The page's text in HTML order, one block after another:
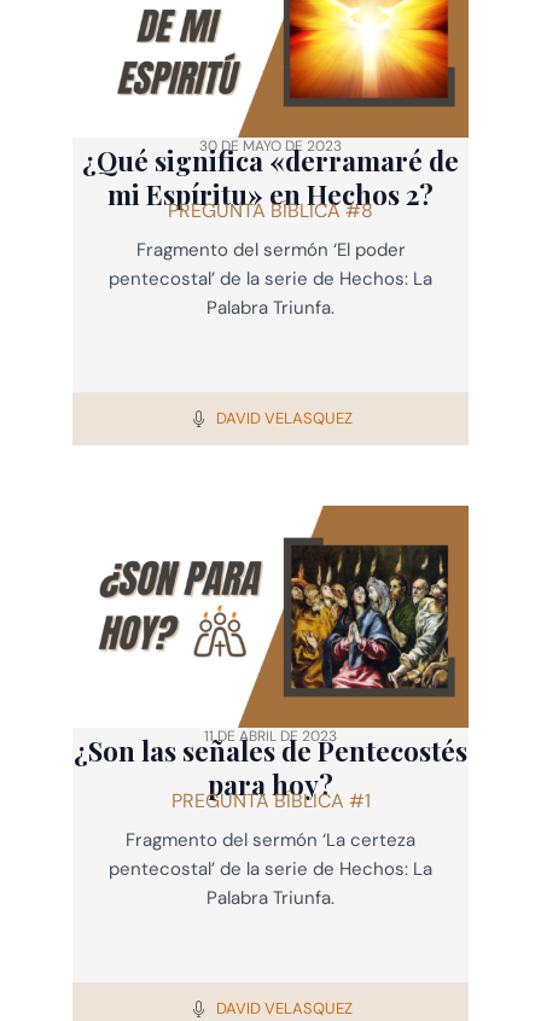
30 DE MAYO DE 2023
¿Qué significa «derramaré de
mi Espíritu» en Hechos 2?
PREGUNTA BÍBLICA #8
Fragmento del sermón ‘El poder
pentecostal’ de la serie de Hechos: La
Palabra Triunfa.
DAVID VELASQUEZ
11 DE ABRIL DE 2023
¿Son las señales de Pentecostés
para hoy?
PREGUNTA BÍBLICA #1
Fragmento del sermón ‘La certeza
pentecostal’ de la serie de Hechos: La
Palabra Triunfa.
DAVID VELASQUEZ